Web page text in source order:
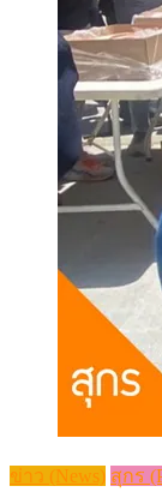
ข่าว (News) สุกร